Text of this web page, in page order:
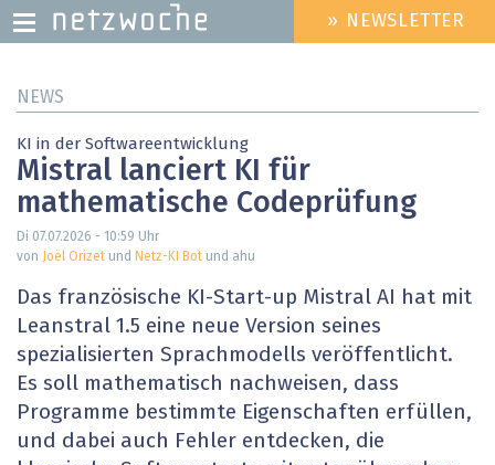
zum
HEADER
MENU
» NEWSLETTER
NEWS
KI in der Softwareentwicklung
Mistral lanciert KI für
mathematische Codeprüfung
Di 07.07.2026 - 10:59 Uhr
von
Joël Orizet und Netz-KI Bot und ahu
Das französische KI-Start-up Mistral AI hat mit
Leanstral 1.5 eine neue Version seines
spezialisierten Sprachmodells veröffentlicht.
Es soll mathematisch nachweisen, dass
Programme bestimmte Eigenschaften erfüllen,
und dabei auch Fehler entdecken, die